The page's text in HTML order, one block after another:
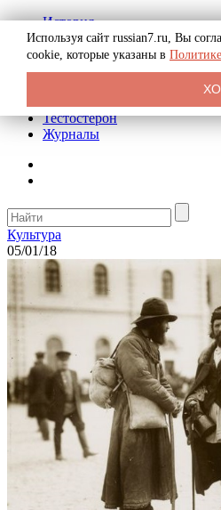
История
Биография
Криминал
Реклама на сайте
Тестостерон
Журналы
Культура
05/01/18
Используя сайт russian7.ru, Вы
cookie, которые указаны в